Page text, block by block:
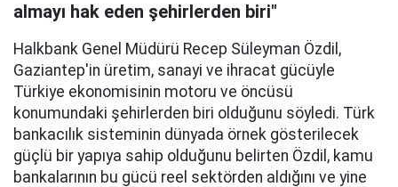
almayı hak eden şehirlerden biri"
Halkbank Genel Müdürü Recep Süleyman Özdil,
Gaziantep'in üretim, sanayi ve ihracat gücüyle
Türkiye ekonomisinin motoru ve öncüsü
konumundaki şehirlerden biri olduğunu söyledi. Türk
bankacılık sisteminin dünyada örnek gösterilecek
güçlü bir yapıya sahip olduğunu belirten Özdil, kamu
bankalarının bu gücü reel sektörden aldığını ve yine